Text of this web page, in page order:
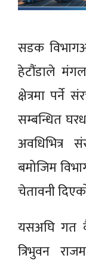
सडक
हेटौंडाले
क्षेत्रमा पर्ने
सम्बन्धित
अवधिभित्र
बमोजिम
चेतावनी
यसअघि गत
त्रिभुवन